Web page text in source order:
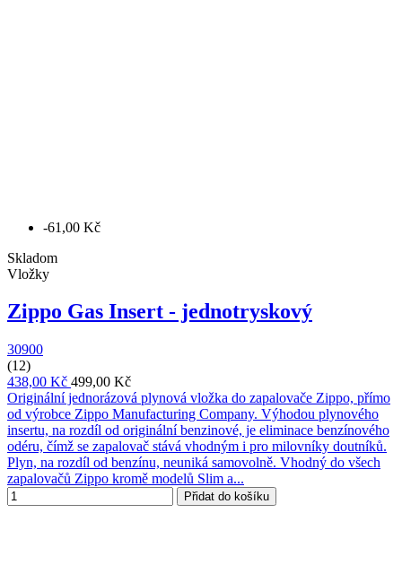
-61,00 Kč
Skladom
Vložky
Zippo Gas Insert - jednotryskový
30900
(12)
438,00 Kč 499,00 Kč
Originální jednorázová plynová vložka do zapalovače Zippo, přímo
od výrobce Zippo Manufacturing Company. Výhodou plynového
insertu, na rozdíl od originální benzinové, je eliminace benzínového
odéru, čímž se zapalovač stává vhodným i pro milovníky doutníků.
Plyn, na rozdíl od benzínu, neuniká samovolně. Vhodný do všech
zapalovačů Zippo kromě modelů Slim a...
Přidat do košíku